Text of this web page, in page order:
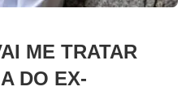
ME TRATAR
DO EX-